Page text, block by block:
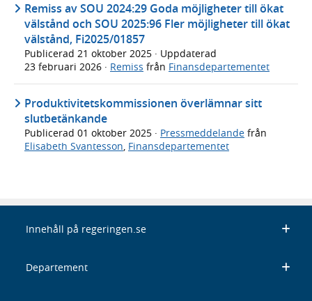
Remiss av SOU 2024:29 Goda möjligheter till ökat
välstånd och SOU 2025:96 Fler möjligheter till ökat
välstånd, Fi2025/01857
Publicerad 21 oktober 2025 · Uppdaterad
23 februari 2026 · Remiss från Finansdepartementet
Produktivitetskommissionen överlämnar sitt
slutbetänkande
Publicerad 01 oktober 2025 · Pressmeddelande från
Elisabeth Svantesson Finansdepartementet
Innehåll på regeringen.se
Departement